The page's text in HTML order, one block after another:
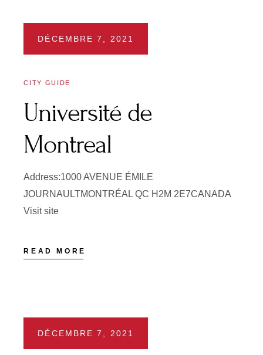
DÉCEMBRE 7, 2021
CITY GUIDE
Université de
Montreal
Address:1000 AVENUE ÉMILE
JOURNAULTMONTRÉAL QC H2M 2E7CANADA
Visit site
READ MORE
DÉCEMBRE 7, 2021